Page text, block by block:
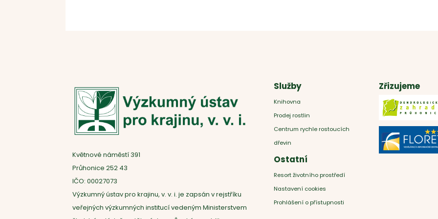
Květnové náměstí 391
Průhonice 252 43
IČO: 00027073
Výzkumný ústav pro krajinu, v. v. i. je zapsán v rejstříku
veřejných výzkumných institucí vedeným Ministerstvem
Služby
Knihovna
Prodej rostlin
Centrum rychle rostoucích
dřevin
Ostatní
Resort životního prostředí
Nastavení cookies
Prohlášení o přístupnosti
Zřizujeme